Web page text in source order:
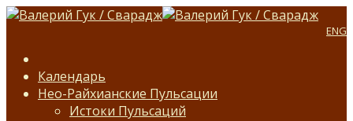
ENG
Календарь
Нео-Райхианские Пульсации
Истоки Пульсаций